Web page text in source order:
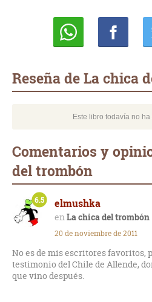
Reseña de La chica
Este libro todavía no
Comentarios y
del trombón
elmushka
La chica del trombón
6.5
20 de noviembre de 2011
No es de mis escritores favoritos,
testimonio del Chile de Allende,
que vino después.